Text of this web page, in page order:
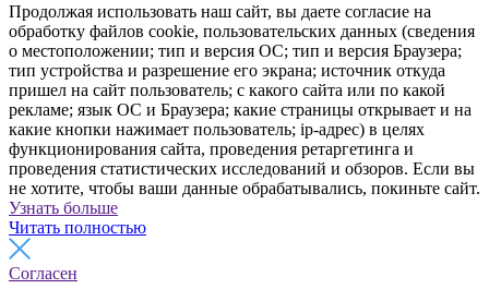
Продолжая использовать наш сайт, вы даете согласие на
обработку файлов cookie, пользовательских данных (сведения
о местоположении; тип и версия ОС; тип и версия Браузера;
тип устройства и разрешение его экрана; источник откуда
пришел на сайт пользователь; с какого сайта или по какой
рекламе; язык ОС и Браузера; какие страницы открывает и на
какие кнопки нажимает пользователь; ip-адрес) в целях
функционирования сайта, проведения ретаргетинга и
проведения статистических исследований и обзоров. Если вы
не хотите, чтобы ваши данные обрабатывались, покиньте сайт.
Узнать больше
Читать полностью
Согласен